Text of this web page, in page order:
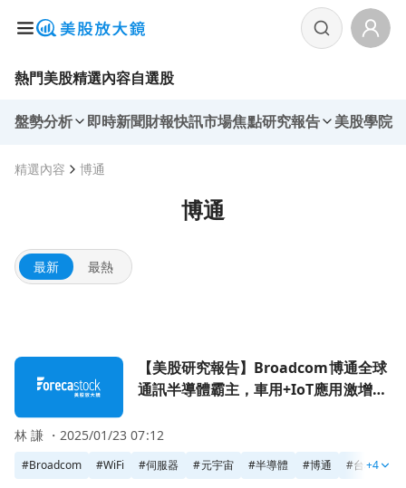
熱門美股精選內容自選股
盤勢分析 即時新聞財報快訊市場焦點研究報告 美股學院
精選內容 博通
博通
最新 最熱
前往【美股研究報告】Broadcom博通全球通訊半導體霸主
【美股研究報告】Broadcom博通全球
通訊半導體霸主，車用+IoT應用激增推
#Broadcom #WiFi #伺服器 #元宇宙 #半導體 #博通 #台積電
+4
林 謙 ・ 2025/01/23 07:12